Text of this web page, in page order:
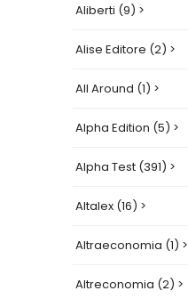
Aliberti (9) >
Alise Editore (2) >
All Around (1) >
Alpha Edition (5) >
Alpha Test (391) >
Altalex (16) >
Altraeconomia (1) >
Altreconomia (2) >